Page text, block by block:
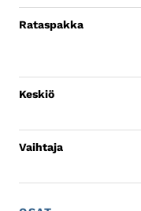
Rataspakka
Keskiö
Vaihtaja